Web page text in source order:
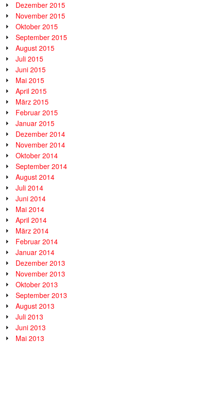
Dezember 2015
November 2015
Oktober 2015
September 2015
August 2015
Juli 2015
Juni 2015
Mai 2015
April 2015
März 2015
Februar 2015
Januar 2015
Dezember 2014
November 2014
Oktober 2014
September 2014
August 2014
Juli 2014
Juni 2014
Mai 2014
April 2014
März 2014
Februar 2014
Januar 2014
Dezember 2013
November 2013
Oktober 2013
September 2013
August 2013
Juli 2013
Juni 2013
Mai 2013